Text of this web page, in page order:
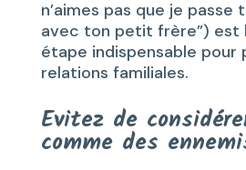
n’aimes pas que je
avec ton petit frère”) est
étape indispensable pour
relations familiales.
Evitez de
comme des